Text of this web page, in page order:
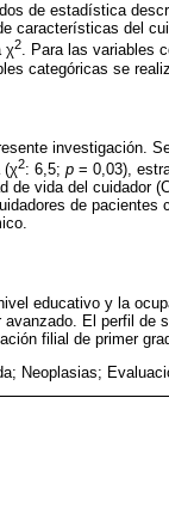
de estadística
características del
χ2. Para las variables
categóricas se
investigación.
(χ2: 6,5; p = 0,03),
de vida del cuidador
de pacientes
educativo y la
El perfil de
filial de primer
Neoplasias;